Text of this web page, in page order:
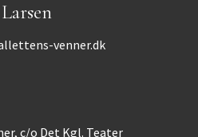
venner.dk
c/o Det Kgl. Teater